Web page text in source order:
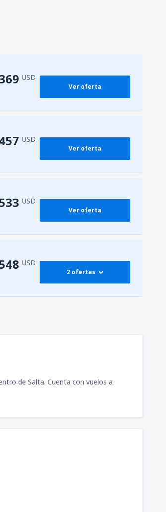
USD
Ver oferta
USD
Ver oferta
USD
Ver oferta
USD
2 ofertas
de Salta. Cuenta con vuelos a